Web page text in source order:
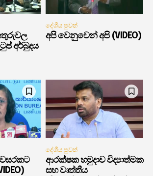
අර්බුදය
දේශීය පුවත්
අපි වෙනුවෙන් අපි (VIDEO)
දේශීය පුවත්
ආරක්ෂක හමුදාව විද්‍යාත්මක
සහ වෘත්තීය